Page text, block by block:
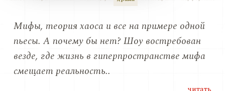
Мифы, теория хаоса и все на примере одной
пьесы. А почему бы нет? Шоу востребован
везде, где жизнь в гиперпространстве мифа
смещает реальность..